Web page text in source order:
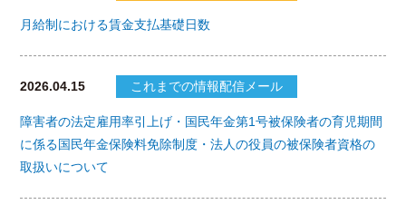
月給制における賃金支払基礎日数
2026.04.15 これまでの情報配信メール
障害者の法定雇用率引上げ・国民年金第1号被保険者の育児期間
に係る国民年金保険料免除制度・法人の役員の被保険者資格の
取扱いについて